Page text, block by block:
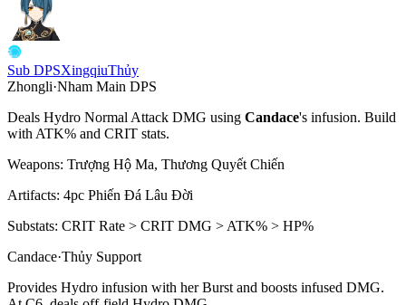
Sub DPSXingqiuThủy
Zhongli·Nham Main DPS
Deals Hydro Normal Attack DMG using Candace's infusion. Build
with ATK% and CRIT stats.
Weapons: Trượng Hộ Ma, Thương Quyết Chiến
Artifacts: 4pc Phiến Đá Lâu Đời
Substats: CRIT Rate > CRIT DMG > ATK% > HP%
Candace·Thủy Support
Provides Hydro infusion with herBurst and boosts infused DMG.